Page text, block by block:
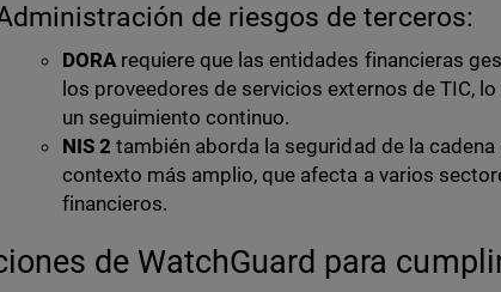
de riesgos de terceros:
DORArequiere que las entidades financieras
los proveedores de servicios externos de TIC,
un seguimiento continuo.
NIS 2 también aborda la seguridad de la
contexto más amplio, que afecta a varios
financieros.
de WatchGuard para